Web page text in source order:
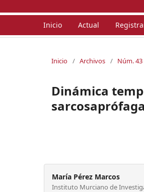
Inicio Actual
Inicio / Archivos / Núm. 43
Dinámica
María Pérez Marcos
Instituto Murciano de